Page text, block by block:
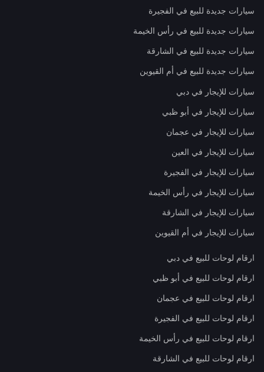
سيارات جديدة للبيع في الفجيرة
سيارات جديدة للبيع في رأس الخيمة
سيارات جديدة للبيع في الشارقة
سيارات جديدة للبيع في أم القيوين
سيارات للإيجار في دبي
سيارات للإيجار في أبو ظبي
سيارات للإيجار في عجمان
سيارات للإيجار في العين
سيارات للإيجار في الفجيرة
سيارات للإيجار في رأس الخيمة
سيارات للإيجار في الشارقة
سيارات للإيجار في أم القيوين
ارقام لوحات للبيع في دبي
ارقام لوحات للبيع في أبو ظبي
ارقام لوحات للبيع في عجمان
ارقام لوحات للبيع في الفجيرة
ارقام لوحات للبيع في رأس الخيمة
ارقام لوحات للبيع في الشارقة